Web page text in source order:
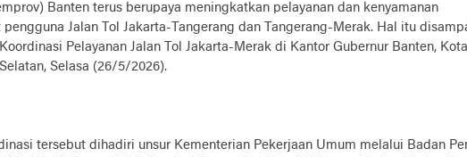
Banten terus berupaya meningkatkan pelayanan dan kenyamanan
pengguna Jalan Tol Jakarta-Tangerang dan Tangerang-Merak. Hal itu
Pelayanan Jalan Tol Jakarta-Merak di Kantor Gubernur Banten, Kota
Selatan, Selasa (26/5/2026).
tersebut dihadiri unsur Kementerian Pekerjaan Umum melalui Badan